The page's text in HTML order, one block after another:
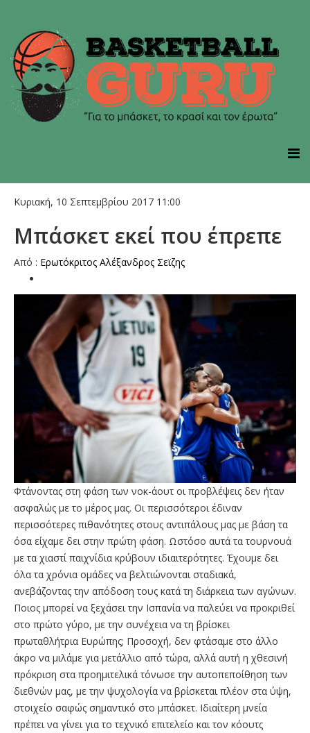
Κυριακή, 10 Σεπτεμβρίου 2017 11:00
Μπάσκετ εκεί που έπρεπε
Από : Ερωτόκριτος Αλέξανδρος Σεϊζης
Φτάνοντας στη φάση των νοκ-άουτ οι προβλέψεις δεν ήταν
ασφαλώς με το μέρος μας. Οι περισσότεροι έδιναν
περισσότερες πιθανότητες στους αντιπάλους μας με βάση τα
όσα είχαμε δει στην πρώτη φάση. Ωστόσο αυτά τα τουρνουά
με τα χιαστί παιχνίδια κρύβουν ιδιαιτερότητες. Έχουμε δει
όλα τα χρόνια ομάδες να βελτιώνονται σταδιακά,
ανεβάζοντας την απόδοση τους κατά τη διάρκεια των αγώνων.
Ποιος μπορεί να ξεχάσει την Ισπανία να παλεύει να προκριθεί
στο πρώτο γύρο, με την συνέχεια να τη βρίσκει
πρωταθλήτρια Ευρώπης; Προσοχή, δεν φτάσαμε στο άλλο
άκρο να μιλάμε για μετάλλιο από τώρα, αλλά αυτή η χθεσινή
πρόκριση στα προημιτελικά τόνωσε την αυτοπεποίθηση των
διεθνών μας, με την ψυχολογία να βρίσκεται πλέον στα ύψη,
στοιχείο σαφώς σημαντικό στο μπάσκετ. Ιδιαίτερη μνεία
πρέπει να γίνει για το τεχνικό επιτελείο και τον κόουτς